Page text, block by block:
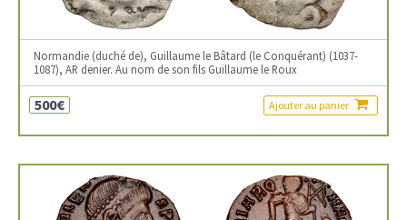
Normandie (duché de), Guillaume le Bâtard (le Conquérant) (1037-
1087), AR denier. Au nom de son fils Guillaume le Roux
500€ Ajouter au panier